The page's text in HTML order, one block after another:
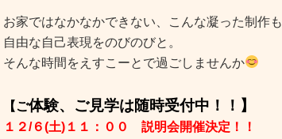
お家ではなかなかできない、こんな凝った制作も
自由な自己表現をのびのびと。
そんな時間をえすこーとで過ごしませんか
【ご体験、ご見学は随時受付中！！】
１２/６(土)１１：００ 説明会開催決定！！